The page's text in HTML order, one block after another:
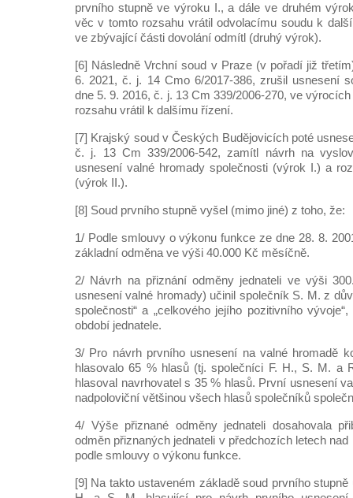
prvního stupně ve výroku I., a dále ve druhém
věc v tomto rozsahu vrátil odvolacímu soudu k
ve zbývající části dovolání odmítl (druhý výrok).
[6] Následně Vrchní soud v Praze (v pořadí již
6. 2021, č. j. 14 Cmo 6/2017-386, zrušil usnesení
dne 5. 9. 2016, č. j. 13 Cm 339/2006-270, ve
rozsahu vrátil k dalšímu řízení.
[7] Krajský soud v Českých Budějovicích poté
č. j. 13 Cm 339/2006-542, zamítl návrh na
usnesení valné hromady společnosti (výrok I.) a
(výrok II.).
[8] Soud prvního stupně vyšel (mimo jiné) z toho, že:
1/ Podle smlouvy o výkonu funkce ze dne 28. 8.
základní odměna ve výši 40.000 Kč měsíčně.
2/ Návrh na přiznání odměny jednateli ve výši
usnesení valné hromady) učinil společník S. M. z
společnosti“ a „celkového jejího pozitivního
období jednatele.
3/ Pro návrh prvního usnesení na valné hromadě
hlasovalo 65 % hlasů (tj. společníci F. H., S. M. a
hlasoval navrhovatel s 35 % hlasů. První usnesení
nadpoloviční většinou všech hlasů společníků
4/ Výše přiznané odměny jednateli dosahovala
odměn přiznaných jednateli v předchozích letech
podle smlouvy o výkonu funkce.
[9] Na takto ustaveném základě soud prvního